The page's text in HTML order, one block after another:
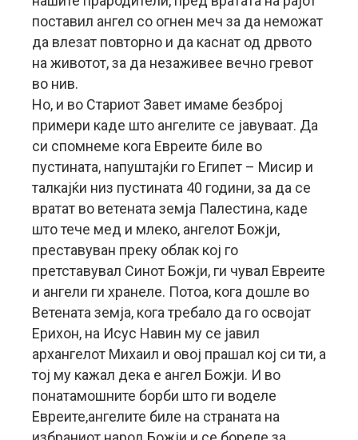
поставил ангел со огнен меч за да неможат
да влезат повторно и да каснат од дрвото
на животот, за да незаживее вечно гревот
во нив.
Но, и во Стариот Завет имаме безброј
примери каде што ангелите се јавуваат. Да
си спомнеме кога Евреите биле во
пустината, напуштајќи го Египет – Мисир и
талкајќи низ пустината 40 години, за да се
вратат во ветената земја Палестина, каде
што тече мед и млеко, ангелот Божји,
преставуван преку облак кој го
претставувал Синот Божји, ги чувал Евреите
и ангели ги хранеле. Потоа, кога дошле во
Ветената земја, кога требало да го освојат
Ерихон, на Исус Навин му се јавил
архангелот Михаил и овој прашал кој си ти, а
тој му кажал дека е ангел Божји. И во
понатамошните борби што ги воделе
Евреите,ангелите биле на страната на